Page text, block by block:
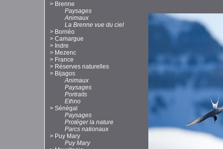
> Brenne
Paysages
Animaux
La Brenne vue du ciel
> Bornéo
> Camargue
> Indre
> Mezenc
> France
> Réserves naturelles
> Bijagos
Animaux
Paysages
Portraits
Ethno
> Sénégal
Paysages
Protéger la nature
Parcs nationaux
> Puy Mary
Puy Mary